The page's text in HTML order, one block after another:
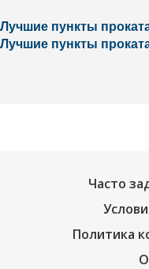
Лучшие пункты
Лучшие пункты
Часто
Политика